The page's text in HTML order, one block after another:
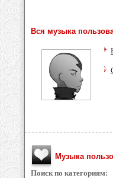
Вся музыка
Музыка
Поиск по категориям: